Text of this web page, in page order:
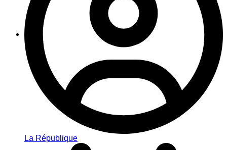
La République